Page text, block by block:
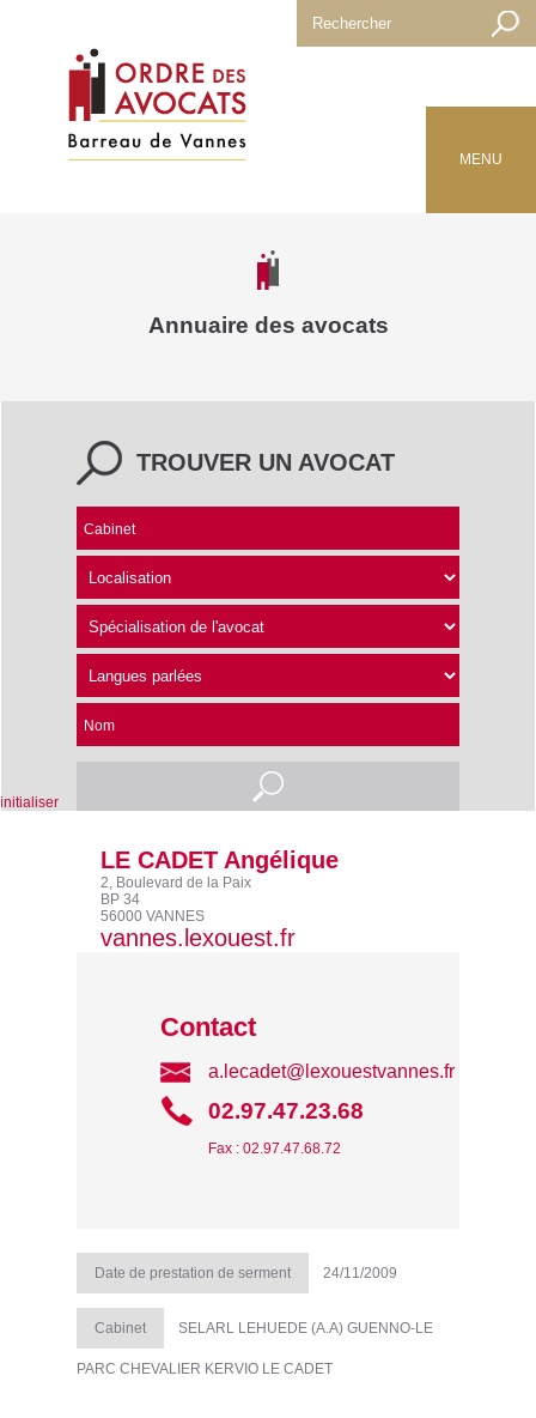
MENU
TROUVER UN AVOCAT
Cabinet
Nom
Annuaire des avocats
LE CADET Angélique
2, Boulevard de la Paix
BP 34
56000 VANNES
vannes.lexouest.fr
Contact
a.lecadet@lexouestvannes.fr
02.97.47.23.68
Fax : 02.97.47.68.72
Date de prestation de serment 24/11/2009
Cabinet SELARL LEHUEDE (A.A) GUENNO-LE
PARC CHEVALIER KERVIO LE CADET